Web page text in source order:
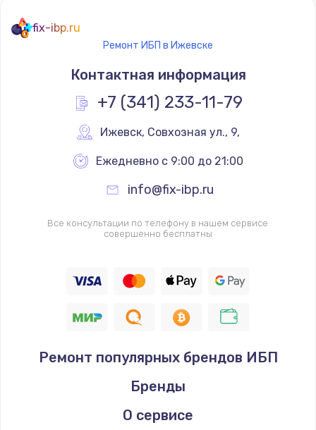
fix-ibp.ru
Ремонт ИБП в Ижевске
Контактная информация
+7 (341) 233-11-79
Ижевск, Совхозная ул., 9,
Ежедневно с 9:00 до 21:00
info@fix-ibp.ru
Все консультации по телефону в нашем сервисе
совершенно бесплатны
Ремонт популярных брендов ИБП
Бренды
О сервисе